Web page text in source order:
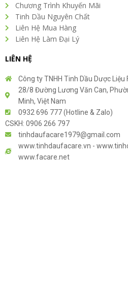
Chương Trình Khuyến Mãi
Tinh Dầu Nguyên Chất
Liên Hệ Mua Hàng
Liên Hệ Làm Đại Lý
LIÊN HỆ
Công ty TNHH Tinh Dầu Dược Liệu
28/8 Đường Lương Văn Can,
Minh, Việt Nam
0932 696 777 (Hotline & Zalo)
CSKH: 0906 266 797
tinhdaufacare1979@gmail.com
www.tinhdaufacare.vn -
www.facare.net